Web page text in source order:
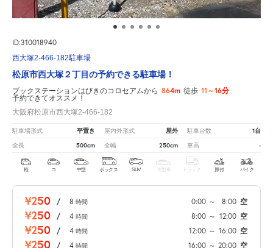
ID:310018940
西大塚2-466-182駐車場
松原市西大塚２丁目の予約できる駐車場！
ブックステーションはびきのコロセアムから 864m 徒歩 11～16分
予約できてオススメ！
大阪府松原市西大塚2-466-182
駐車場形式 平置き 屋内外形式 屋外 駐車台数 1台
全長 500cm 全幅 250cm 車高 -
軽 コ 中型 ボックス SUV 大型車 トラック 原付 バイク
¥250 / 8 時間 0:00 ～ 8:00 空
¥250 / 4 時間 8:00 ～ 12:00 空
¥250 / 4 時間 12:00 ～ 16:00 空
¥250 / 4 時間 16:00 ～ 20:00 空